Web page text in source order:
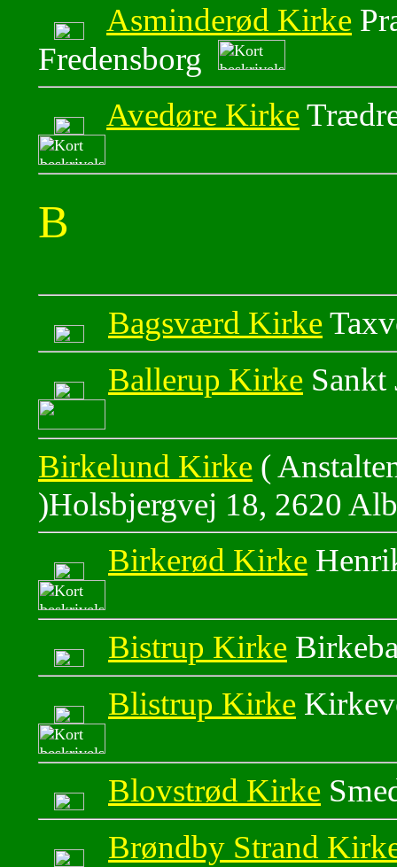
Asminderød Kirke
Fredensborg
Avedøre Kirke
B
Bagsværd Kirke
Ballerup Kirke
Birkelund Kirke (
)Holsbjergvej 18, 2620
Birkerød Kirke
Bistrup Kirke
Blistrup Kirke
Blovstrød Kirke
Brøndby Strand